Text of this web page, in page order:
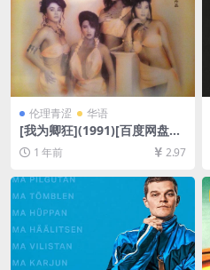
伦理青涩 华语
[我为卿狂](1991)[百度网盘
+夸克网盘1080P超清未删减
资源][网盘下载][MP4/6.9GB]
[中英字幕]【手机/平板无法在
线播放，请使用电脑下载防和
谐压缩包（含解压密码）】
1 年前 2.97